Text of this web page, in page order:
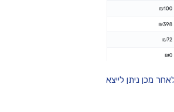
מכן ניתן לייצא